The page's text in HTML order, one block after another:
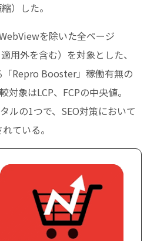
）した。
を除いた全ページ
用外を含む）を対象とした、
Repro Booster」稼働有無の
象はLCP、FCPの中央値。
ルの1つで、SEO対策において
ている。